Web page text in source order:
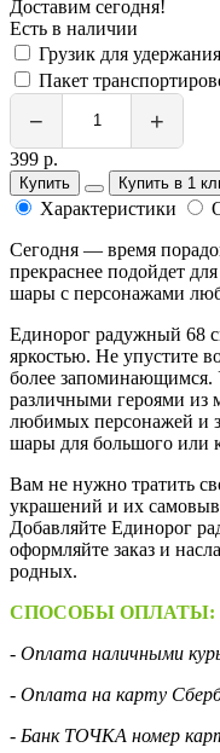
Доставим сегодня!
Есть в наличии
Грузик для
Пакет
− +
399 р.
Купить Купить в 1
Характеристики
Сегодня — время
прекраснее подойдет
шары с персонажами
Единорог радужный 68
яркостью. Не упустите
более запоминающимся.
различными героями из
любимых персонажей и
шары для большого или
Вам не нужно тратить
украшений и их
Добавляйте Единорог
оформляйте заказ и
родных.
СПОСОБЫ ОПЛАТЫ:
- Оплата наличными
- Оплата на карту
- Банк ТОЧКА номер